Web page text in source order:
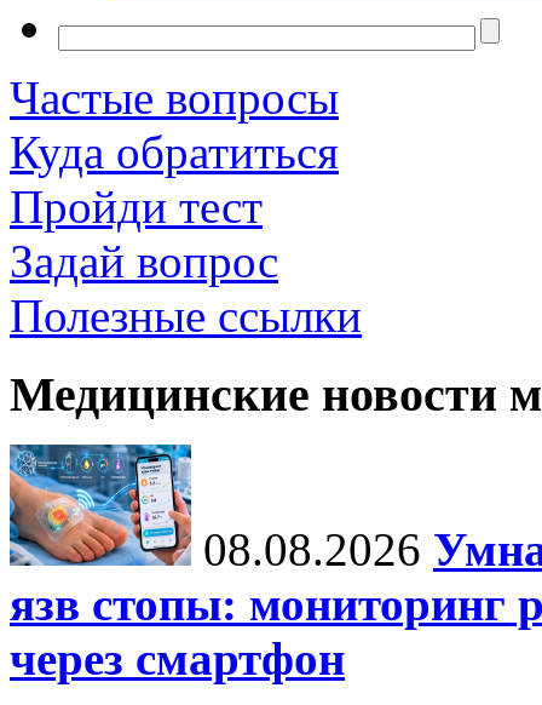
Частые вопросы
Куда обратиться
Пройди тест
Задай вопрос
Полезные ссылки
Медицинские новости
08.08.2026
язв стопы: мониторинг
через смартфон